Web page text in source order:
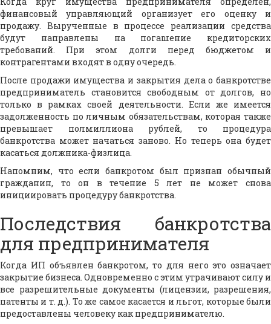
финансовый управляющий организует его оценку и
продажу. Вырученные в процессе реализации средства
будут направлены на погашение кредиторских
требований. При этом долги перед бюджетом и
контрагентами входят в одну очередь.
После продажи имущества и закрытия дела о банкротстве
предприниматель становится свободным от долгов, но
только в рамках своей деятельности. Если же имеется
задолженность по личным обязательствам, которая также
превышает полмиллиона рублей, то процедура
банкротства может начаться заново. Но теперь она будет
касаться должника-физлица.
Напомним, что если банкротом был признан обычный
гражданин, то он в течение 5 лет не может снова
инициировать процедуру банкротства.
Последствия банкротства
для предпринимателя
Когда ИП объявлен банкротом, то для него это означает
закрытие бизнеса. Одновременно с этим утрачивают силу и
все разрешительные документы (лицензии, разрешения,
патенты и т. д.). То же самое касается и льгот, которые были
предоставлены человеку как предпринимателю.